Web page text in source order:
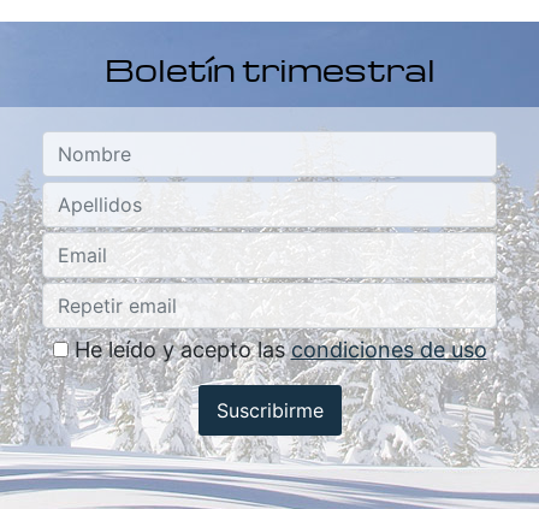
Boletín trimestral
He leído y acepto lascondiciones de uso
Suscribirme